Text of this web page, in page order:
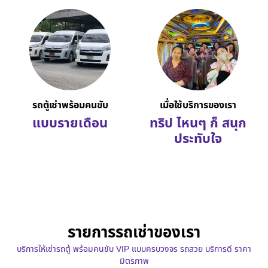
รถตู้เช่าพร้อมคนขับ
แบบรายเดือน
เมื่อใช้บริการของเรา
ทริป ไหนๆ ก็ สนุก
ประทับใจ
รายการรถเช่าของเรา
บริการให้เช่ารถตู้ พร้อมคนขับ VIP แบบครบวงจร รถสวย บริการดี ราคา
มิตรภาพ